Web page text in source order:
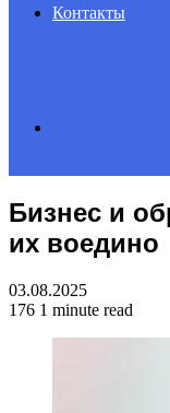
Контакты
for
Бизнес и
их воедино
03.08.2025
176 1 minute read